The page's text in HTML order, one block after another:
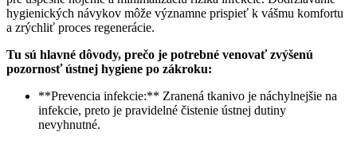
hygienických návykov môže významne prispieť k vášmu komfortu
a zrýchliť proces regenerácie.
Tu sú hlavné dôvody, prečo je potrebné venovať zvýšenú
pozornosť ústnej hygiene po zákroku:
**Prevencia infekcie:** Zranená tkanivo je náchylnejšie na
infekcie, preto je pravidelné čistenie ústnej dutiny
nevyhnutné.